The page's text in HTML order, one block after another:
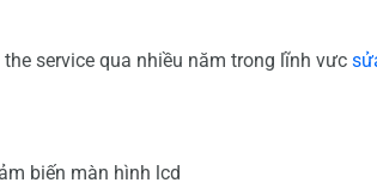
service qua nhiều năm trong lĩnh vưc
biến màn hình lcd